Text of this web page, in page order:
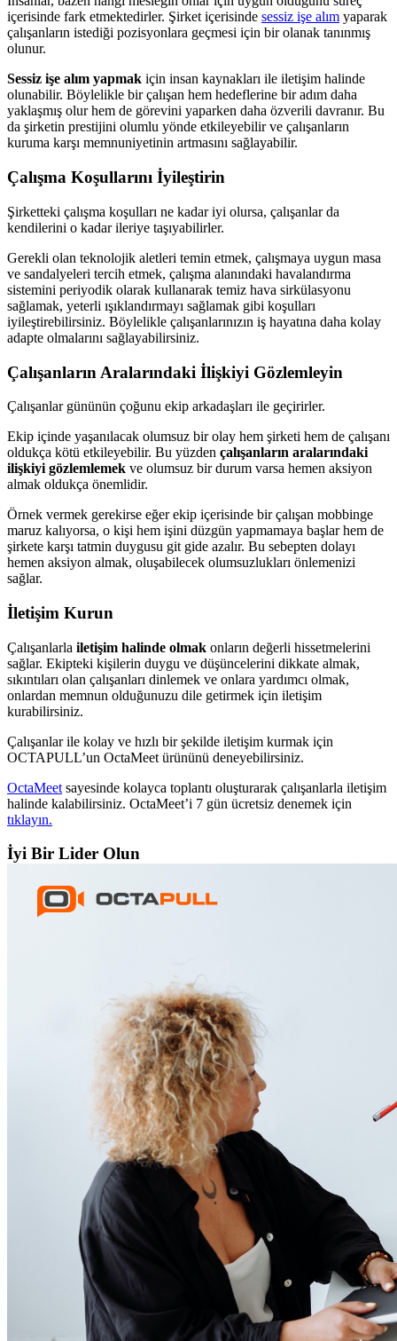
içerisinde fark etmektedirler. Şirket içerisinde sessiz işe alım yaparak
çalışanların istediği pozisyonlara geçmesi için bir olanak tanınmış
olunur.
Sessiz işe alım yapmak için insan kaynakları ile iletişim halinde
olunabilir. Böylelikle bir çalışan hem hedeflerine bir adım daha
yaklaşmış olur hem de görevini yaparken daha özverili davranır. Bu
da şirketin prestijini olumlu yönde etkileyebilir ve çalışanların
kuruma karşı memnuniyetinin artmasını sağlayabilir.
Çalışma Koşullarını İyileştirin
Şirketteki çalışma koşulları ne kadar iyi olursa, çalışanlar da
kendilerini o kadar ileriye taşıyabilirler.
Gerekli olan teknolojik aletleri temin etmek, çalışmaya uygun masa
ve sandalyeleri tercih etmek, çalışma alanındaki havalandırma
sistemini periyodik olarak kullanarak temiz hava sirkülasyonu
sağlamak, yeterli ışıklandırmayı sağlamak gibi koşulları
iyileştirebilirsiniz. Böylelikle çalışanlarınızın iş hayatına daha kolay
adapte olmalarını sağlayabilirsiniz.
Çalışanların Aralarındaki İlişkiyi Gözlemleyin
Çalışanlar gününün çoğunu ekip arkadaşları ile geçirirler.
Ekip içinde yaşanılacak olumsuz bir olay hem şirketi hem de çalışanı
oldukça kötü etkileyebilir. Bu yüzden çalışanların aralarındaki
ilişkiyi gözlemlemek ve olumsuz bir durum varsa hemen aksiyon
almak oldukça önemlidir.
Örnek vermek gerekirse eğer ekip içerisinde bir çalışan mobbinge
maruz kalıyorsa, o kişi hem işini düzgün yapmamaya başlar hem de
şirkete karşı tatmin duygusu git gide azalır. Bu sebepten dolayı
hemen aksiyon almak, oluşabilecek olumsuzlukları önlemenizi
sağlar.
İletişim Kurun
Çalışanlarla iletişim halinde olmak onların değerli hissetmelerini
sağlar. Ekipteki kişilerin duygu ve düşüncelerini dikkate almak,
sıkıntıları olan çalışanları dinlemek ve onlara yardımcı olmak,
onlardan memnun olduğunuzu dile getirmek için iletişim
kurabilirsiniz.
Çalışanlar ile kolay ve hızlı bir şekilde iletişim kurmak için
OCTAPULL’un OctaMeet ürününü deneyebilirsiniz.
OctaMeet sayesinde kolayca toplantı oluşturarak çalışanlarla iletişim
halinde kalabilirsiniz. OctaMeet’i 7 gün ücretsiz denemek için
tıklayın.
İyi Bir Lider Olun